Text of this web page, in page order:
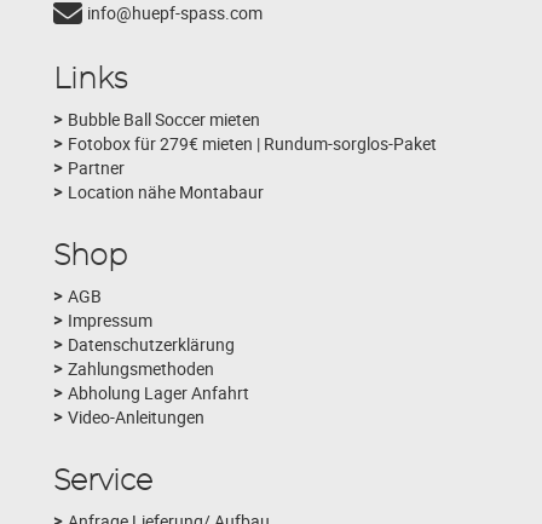
info@huepf-spass.com
Links
Bubble Ball Soccer mieten
Fotobox für 279€ mieten | Rundum-sorglos-Paket
Partner
Location nähe Montabaur
Shop
AGB
Impressum
Datenschutzerklärung
Zahlungsmethoden
Abholung Lager Anfahrt
Video-Anleitungen
Service